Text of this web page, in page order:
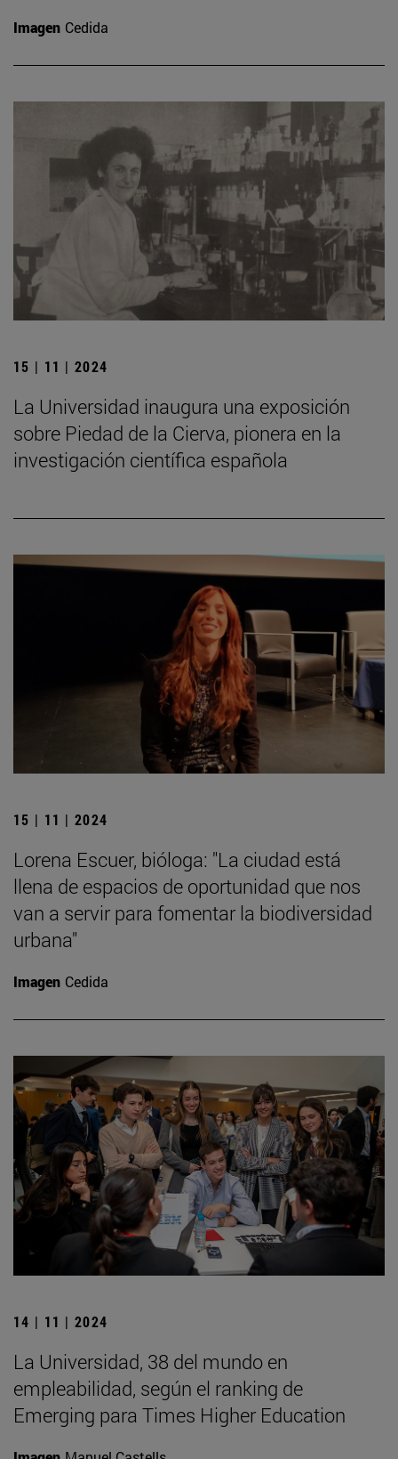
Imagen Cedida
15 | 11 | 2024
La Universidad inaugura una exposición
sobre Piedad de la Cierva, pionera en la
investigación científica española
15 | 11 | 2024
Lorena Escuer, bióloga: "La ciudad está
llena de espacios de oportunidad que nos
van a servir para fomentar la biodiversidad
urbana"
Imagen Cedida
14 | 11 | 2024
La Universidad, 38 del mundo en
empleabilidad, según el ranking de
Emerging para Times Higher Education